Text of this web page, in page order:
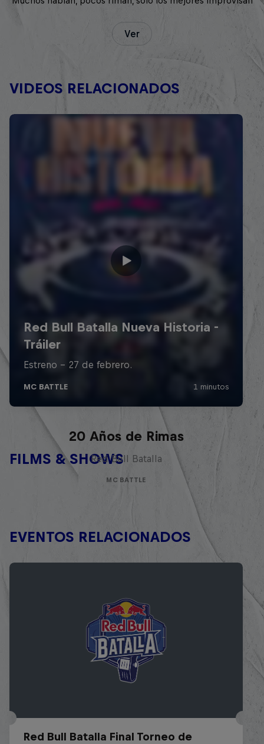
Ver
VIDEOS RELACIONADOS
FILMS & SHOWS
Red Bull Batalla Nueva Historia:
20 Años de Rimas
Red Bull Batalla
MC BATTLE
EVENTOS RELACIONADOS
Red Bull Batalla Final Torneo de